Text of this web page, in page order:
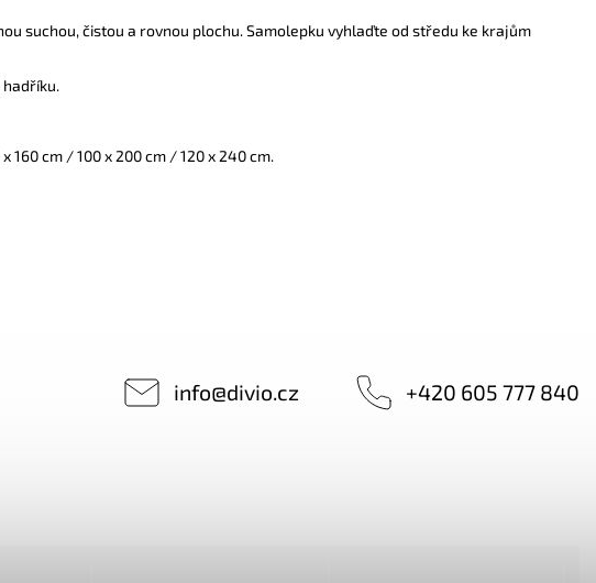
suchou, čistou a rovnou plochu. Samolepku vyhlaďte od středu ke krajům
160 cm / 100 x 200 cm / 120 x 240 cm.
info@divio.cz +420 605 777 840